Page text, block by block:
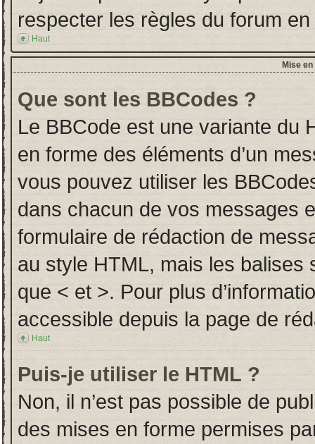
respecter les règles du forum
Haut
Mise
Que sont les BBCodes ?
Le BBCode est une variante du
en forme des éléments d’un
vous pouvez utiliser les
dans chacun de vos messages
formulaire de rédaction de
au style HTML, mais les
que < et >. Pour plus
accessible depuis la page de
Haut
Puis-je utiliser le HTML ?
Non, il n’est pas possible de
des mises en forme permises